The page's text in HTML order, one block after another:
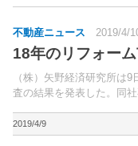
た。
不動産ニュース 2019/4/
18年のリフォー
（株）矢野経済研究所は
査の結果を発表した。同
2019/4/9